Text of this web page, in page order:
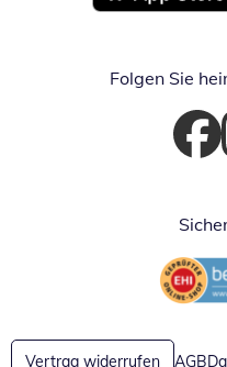
Öffnet in neuem
Folgen Sie
Öffnet
Vertrag widerrufen AGB